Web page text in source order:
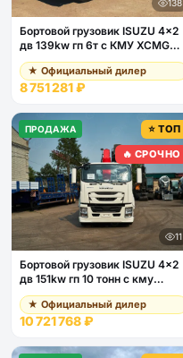
138
Бортовой грузовик ISUZU 4x2
дв 139kw гп 6т c КМУ XCMG
SQS157 гп 6,3т 4 секции 12.8м
кузов 6000*2400*550 колеса
8.25R20 спальник задние
★ Официальный дилер
8 751 281 ₽
ПРОДАЖА
⭐ ТОП
🔥 СРОЧНО
11
Бортовой грузовик ISUZU 4x2
дв 151kw гп 10 тонн c кму
VIGRUS SHS2006 гп 8 тонн 6
секций 20м кузов
6500*2470*550
★ Официальный дилер
10 721 768 ₽